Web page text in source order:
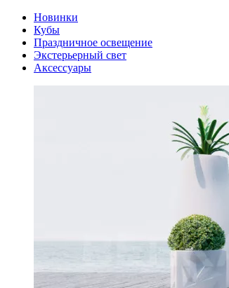
Новинки
Кубы
Праздничное освещение
Экстерьерный свет
Аксессуары